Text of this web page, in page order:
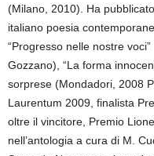
(Milano, 2010). Ha
italiano poesia
“Progresso nelle nostre
Gozzano), “La forma
sorprese (Mondadori, 2008
Laurentum 2009, finalista
oltre il vincitore, Premio
nell’antologia a cura di M.